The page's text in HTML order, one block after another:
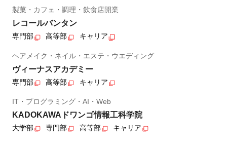
製菓・カフェ・調理・飲食店開業
レコールバンタン
専門部 高等部 キャリア
ヘアメイク・ネイル・エステ・ウエディング
ヴィーナスアカデミー
専門部 高等部 キャリア
IT・プログラミング・AI・Web
KADOKAWAドワンゴ情報工科学院
大学部 専門部 高等部 キャリア